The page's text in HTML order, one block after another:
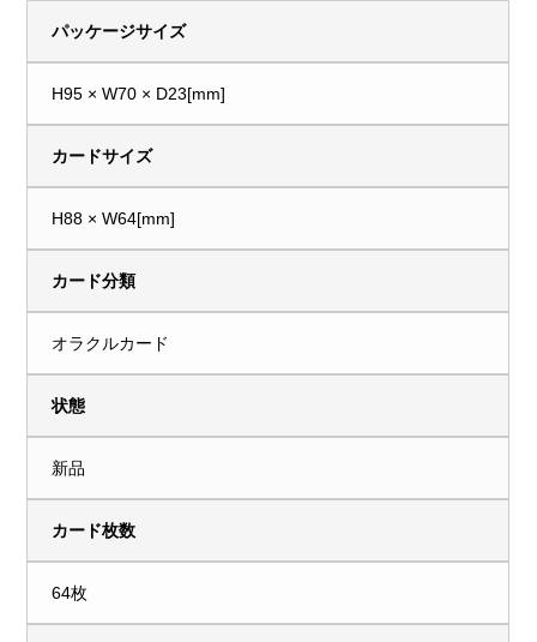
パッケージサイズ
H95 × W70 × D23[mm]
カードサイズ
H88 × W64[mm]
カード分類
オラクルカード
状態
新品
カード枚数
64枚